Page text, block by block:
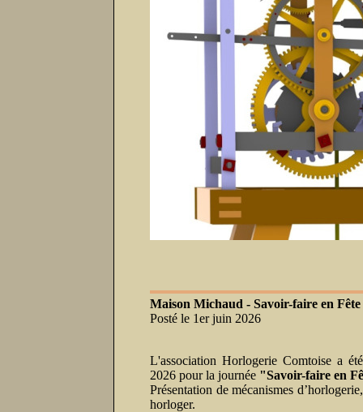
Maison Michaud - Savoir-faire en
Posté le 1er juin 2026
L'association Horlogerie Comtoise a
2026 pour la journée "Savoir-faire en
Présentation de mécanismes
horloger.